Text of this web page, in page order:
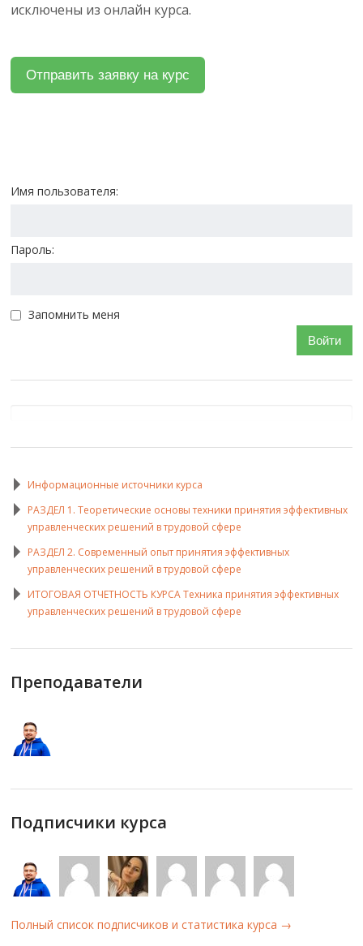
исключены из онлайн курса.
Имя пользователя:
Пароль:
Запомнить меня
Войти
Информационные источники курса
РАЗДЕЛ 1. Теоретические основы техники принятия эффективных
управленческих решений в трудовой сфере
РАЗДЕЛ 2. Современный опыт принятия эффективных
управленческих решений в трудовой сфере
ИТОГОВАЯ ОТЧЕТНОСТЬ КУРСА Техника принятия эффективных
управленческих решений в трудовой сфере
Преподаватели
Подписчики курса
Полный список подписчиков и статистика курса →